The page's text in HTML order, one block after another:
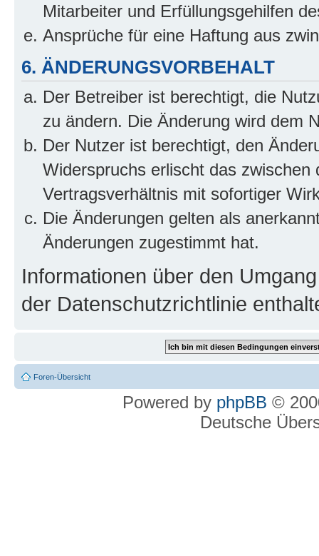
Mitarbeiter und Erfüllungsgehilfen
Ansprüche für eine Haftung aus
6. ÄNDERUNGSVORBEHALT
Der Betreiber ist berechtigt, die
zu ändern. Die Änderung wird dem
Der Nutzer ist berechtigt, den
Widerspruchs erlischt das
Vertragsverhältnis mit sofortiger
Die Änderungen gelten als
Änderungen zugestimmt hat.
Informationen über den
der Datenschutzrichtlinie
Foren-Übersicht
Powered by phpBB ©
Deutsche